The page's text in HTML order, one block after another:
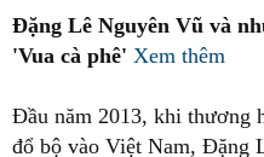
Đặng Lê Nguyên Vũ và
'Vua cà phê' Xem thêm
Đầu năm 2013, khi thương
đổ bộ vào Việt Nam, Đặng